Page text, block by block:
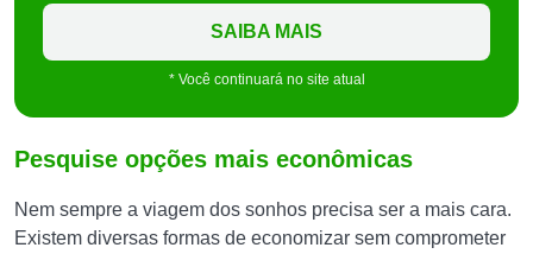
SAIBA MAIS
* Você continuará no site atual
Pesquise opções mais econômicas
Nem sempre a viagem dos sonhos precisa ser a mais cara.
Existem diversas formas de economizar sem comprometer